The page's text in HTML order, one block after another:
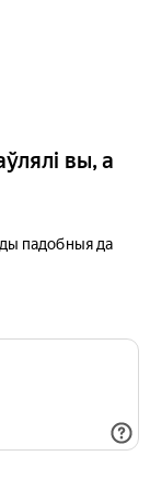
вы, а
падобныя да